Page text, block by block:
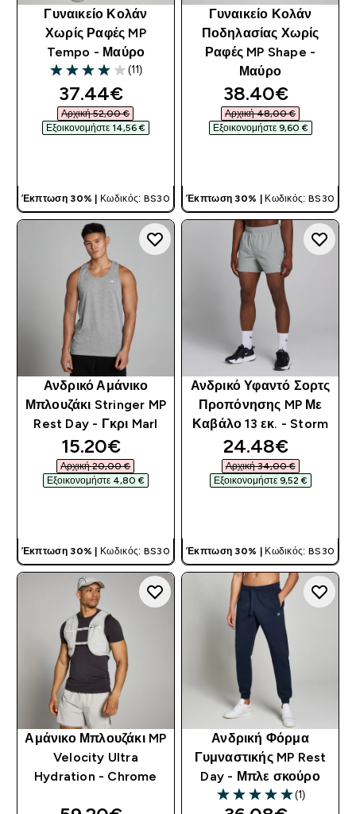
Γυναικείο Κολάν
Χωρίς Ραφές MP
Tempo - Μαύρο
3.91 out of 5 stars
(11)
discounted price
37.44€‎
Αρχική 52,00 €‎
Εξοικονομήστε 14,56 €‎
Έκπτωση 30% | Κωδικός: BS30
Γυναικείο Κολάν
Ποδηλασίας Χωρίς
Ραφές MP Shape -
Μαύρο
discounted
38.40€‎
Αρχική 48,00 €‎
Εξοικονομήστε 9,60 €‎
Έκπτωση 30% | Κωδικός: BS30
Ανδρικό Αμάνικο
Μπλουζάκι Stringer MP
Rest Day - Γκρι Marl
discounted price
15.20€‎
Αρχική 20,00 €‎
Εξοικονομήστε 4,80 €‎
Έκπτωση 30% | Κωδικός: BS30
Ανδρικό Υφαντό Σορτς
Προπόνησης MP Με
Καβάλο 13 εκ. - Storm
discounted
24.48€‎
Αρχική 34,00 €‎
Εξοικονομήστε 9,52 €‎
Έκπτωση 30% | Κωδικός: BS30
Αμάνικο Μπλουζάκι MP
Velocity Ultra
Hydration - Chrome
Ανδρική Φόρμα
Γυμναστικής MP Rest
Day - Μπλε σκούρο
5 out of 5 stars
(1)